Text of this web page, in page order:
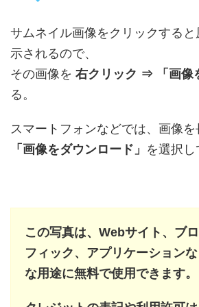
サムネイル画像をクリックする
示されるので、
その画像を 右クリック ⇒ 「画像
る。
スマートフォンなどでは、画像を
「画像をダウンロード」 を選択し
この写真は、Webサイト、ブ
フィック、アプリケーション
な用途に無料で使用できます。